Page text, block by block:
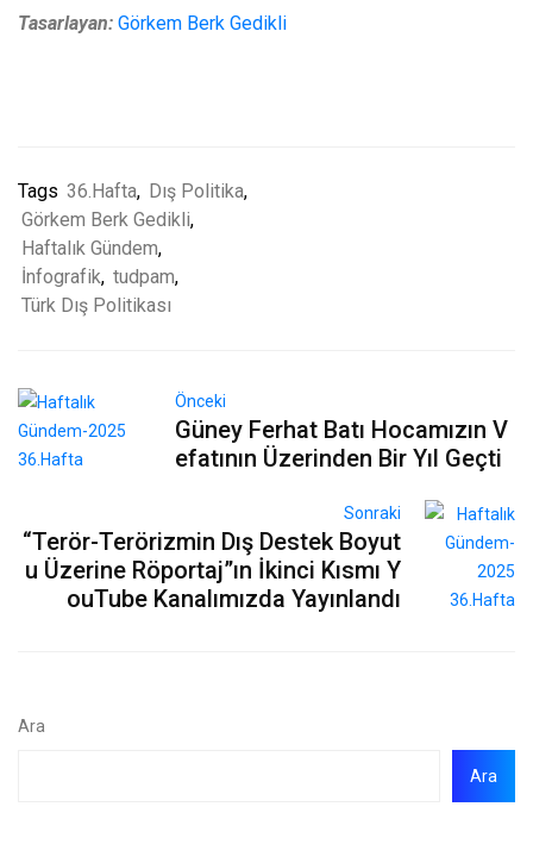
Tasarlayan: Görkem Berk Gedikli
Tags 36.Hafta, Dış Politika,
Görkem Berk Gedikli,
Haftalık Gündem,
İnfografik, tudpam,
Türk Dış Politikası
Önceki
Güney Ferhat Batı Hocamızın V
efatının Üzerinden Bir Yıl Geçti
Sonraki
“Terör-Terörizmin Dış Destek Boyut
u Üzerine Röportaj”ın İkinci Kısmı Y
ouTube Kanalımızda Yayınlandı
Ara
Ara